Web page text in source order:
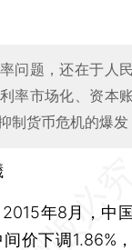
问题，还在于人
率市场化、资本
制货币危机的爆发
2015年8月，中
价下调1.86%